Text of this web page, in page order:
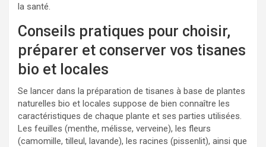
la santé.
Conseils pratiques pour choisir,
préparer et conserver vos tisanes
bio et locales
Se lancer dans la préparation de tisanes à base de plantes
naturelles bio et locales suppose de bien connaître les
caractéristiques de chaque plante et ses parties utilisées.
Les feuilles (menthe, mélisse, verveine), les fleurs
(camomille, tilleul, lavande), les racines (pissenlit), ainsi que